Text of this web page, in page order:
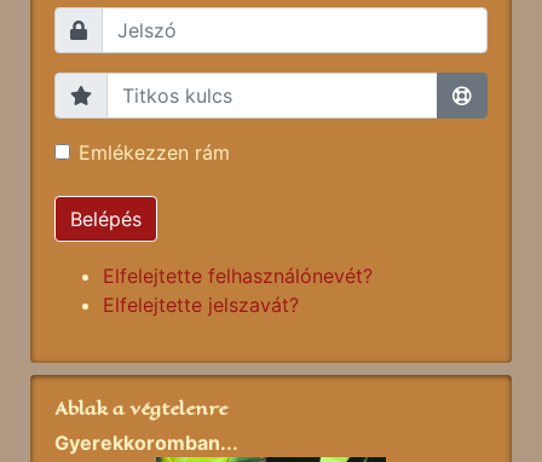
Emlékezzen rám
Belépés
Elfelejtette felhasználónevét?
Elfelejtette jelszavát?
Ablak a végtelenre
Gyerekkoromban...